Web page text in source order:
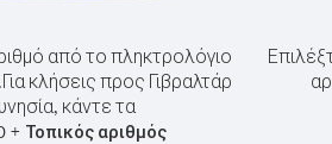
από το πληκτρολόγιο
Για κλήσεις προς Γιβραλτάρ
κάντε τα
+ Τοπικός αριθμός